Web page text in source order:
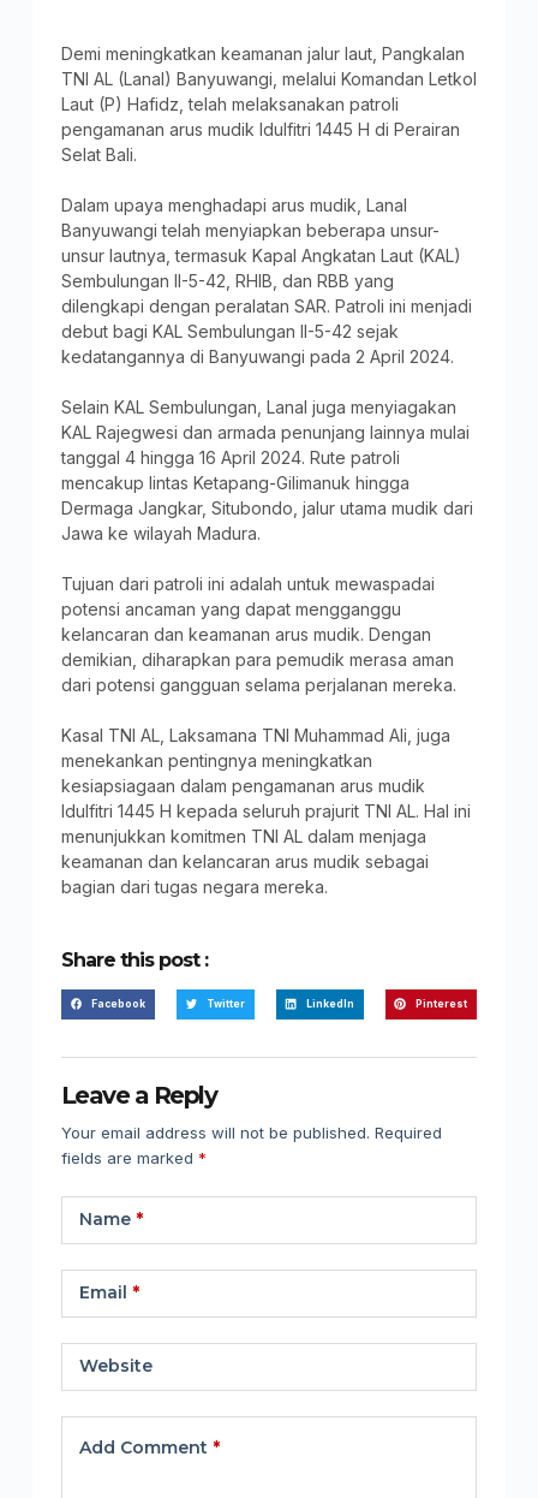
Demi meningkatkan keamanan jalur laut, Pangkalan
TNI AL (Lanal) Banyuwangi, melalui Komandan Letkol
Laut (P) Hafidz, telah melaksanakan patroli
pengamanan arus mudik Idulfitri 1445 H di Perairan
Selat Bali.
Dalam upaya menghadapi arus mudik, Lanal
Banyuwangi telah menyiapkan beberapa unsur-
unsur lautnya, termasuk Kapal Angkatan Laut (KAL)
Sembulungan II-5-42, RHIB, dan RBB yang
dilengkapi dengan peralatan SAR. Patroli ini menjadi
debut bagi KAL Sembulungan II-5-42 sejak
kedatangannya di Banyuwangi pada 2 April 2024.
Selain KAL Sembulungan, Lanal juga menyiagakan
KAL Rajegwesi dan armada penunjang lainnya mulai
tanggal 4 hingga 16 April 2024. Rute patroli
mencakup lintas Ketapang-Gilimanuk hingga
Dermaga Jangkar, Situbondo, jalur utama mudik dari
Jawa ke wilayah Madura.
Tujuan dari patroli ini adalah untuk mewaspadai
potensi ancaman yang dapat mengganggu
kelancaran dan keamanan arus mudik. Dengan
demikian, diharapkan para pemudik merasa aman
dari potensi gangguan selama perjalanan mereka.
Kasal TNI AL, Laksamana TNI Muhammad Ali, juga
menekankan pentingnya meningkatkan
kesiapsiagaan dalam pengamanan arus mudik
Idulfitri 1445 H kepada seluruh prajurit TNI AL. Hal ini
menunjukkan komitmen TNI AL dalam menjaga
keamanan dan kelancaran arus mudik sebagai
bagian dari tugas negara mereka.
Share this post :
Facebook Twitter LinkedIn Pinterest
Leave a Reply
Your email address will not be published. Required
fields are marked *
Name*
Email *
Website
Add Comment *